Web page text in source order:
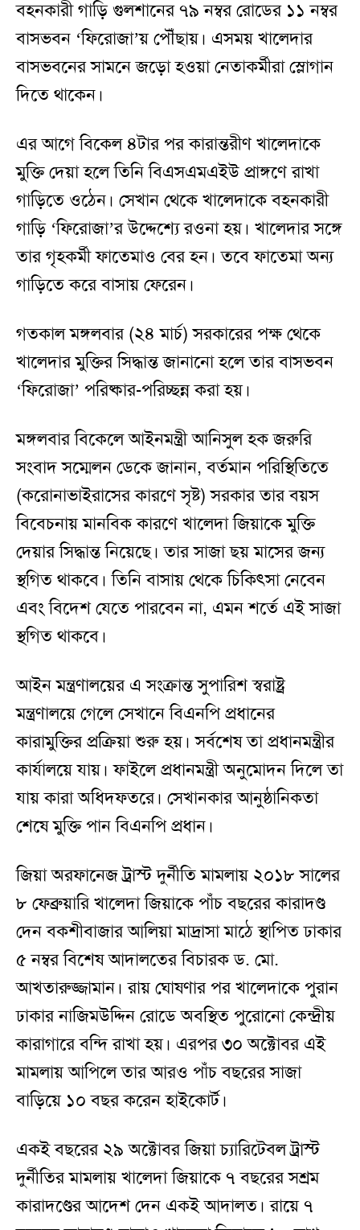
বহনকারী গাড়ি গুলশানের ৭৯ নম্বর রোডের ১১ নম্বর
বাসভবন ‘ফিরোজা’য় পৌঁছায়। এসময় খালেদার
বাসভবনের সামনে জড়ো হওয়া নেতাকর্মীরা স্লোগান
দিতে থাকেন।
এর আগে বিকেল ৪টার পর কারান্তরীণ খালেদাকে
মুক্তি দেয়া হলে তিনি বিএসএমএইউ প্রাঙ্গণে রাখা
গাড়িতে ওঠেন। সেখান থেকে খালেদাকে বহনকারী
গাড়ি ‘ফিরোজা’র উদ্দেশ্যে রওনা হয়। খালেদার সঙ্গে
তার গৃহকর্মী ফাতেমাও বের হন। তবে ফাতেমা অন্য
গাড়িতে করে বাসায় ফেরেন।
গতকাল মঙ্গলবার (২৪ মার্চ) সরকারের পক্ষ থেকে
খালেদার মুক্তির সিদ্ধান্ত জানানো হলে তার বাসভবন
‘ফিরোজা’ পরিষ্কার-পরিচ্ছন্ন করা হয়।
মঙ্গলবার বিকেলে আইনমন্ত্রী আনিসুল হক জরুরি
সংবাদ সম্মেলন ডেকে জানান, বর্তমান পরিস্থিতিতে
(করোনাভাইরাসের কারণে সৃষ্ট) সরকার তার বয়স
বিবেচনায় মানবিক কারণে খালেদা জিয়াকে মুক্তি
দেয়ার সিদ্ধান্ত নিয়েছে। তার সাজা ছয় মাসের জন্য
স্থগিত থাকবে। তিনি বাসায় থেকে চিকিৎসা নেবেন
এবং বিদেশ যেতে পারবেন না, এমন শর্তে এই সাজা
স্থগিত থাকবে।
আইন মন্ত্রণালয়ের এ সংক্রান্ত সুপারিশ স্বরাষ্ট্র
মন্ত্রণালয়ে গেলে সেখানে বিএনপি প্রধানের
কারামুক্তির প্রক্রিয়া শুরু হয়। সর্বশেষ তা প্রধানমন্ত্রীর
কার্যালয়ে যায়। ফাইলে প্রধানমন্ত্রী অনুমোদন দিলে তা
যায় কারা অধিদফতরে। সেখানকার আনুষ্ঠানিকতা
শেষে মুক্তি পান বিএনপি প্রধান।
জিয়া অরফানেজ ট্রাস্ট দুর্নীতি মামলায় ২০১৮ সালের
৮ ফেব্রুয়ারি খালেদা জিয়াকে পাঁচ বছরের কারাদণ্ড
দেন বকশীবাজার আলিয়া মাদ্রাসা মাঠে স্থাপিত ঢাকার
৫ নম্বর বিশেষ আদালতের বিচারক ড. মো.
আখতারুজ্জামান। রায় ঘোষণার পর খালেদাকে পুরান
ঢাকার নাজিমউদ্দিন রোডে অবস্থিত পুরোনো কেন্দ্রীয়
কারাগারে বন্দি রাখা হয়। এরপর ৩০ অক্টোবর এই
মামলায় আপিলে তার আরও পাঁচ বছরের সাজা
বাড়িয়ে ১০ বছর করেন হাইকোর্ট।
একই বছরের ২৯ অক্টোবর জিয়া চ্যারিটেবল ট্রাস্ট
দুর্নীতির মামলায় খালেদা জিয়াকে ৭ বছরের সশ্রম
কারাদণ্ডের আদেশ দেন একই আদালত। রায়ে ৭